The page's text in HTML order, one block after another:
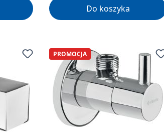
Do koszyka
PROMOCJA